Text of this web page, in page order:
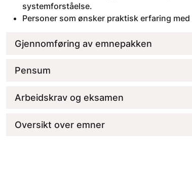
systemforståelse.
Personer som ønsker praktisk erfaring
Gjennomføring av emnepakken
Pensum
Arbeidskrav og eksamen
Oversikt over emner